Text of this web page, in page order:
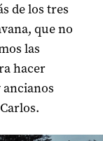
de los tres
que no
las
hacer
ancianos